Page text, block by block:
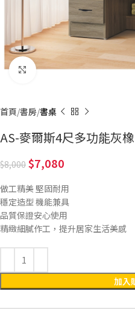
Click to enlarge
首頁 書房 書桌
AS-麥爾斯4尺多功能灰
8,000 7,080
做工精美 堅固耐用
穩定造型 機能兼具
品質保證安心使用
精緻細膩作工，提升居家生活美感
加入